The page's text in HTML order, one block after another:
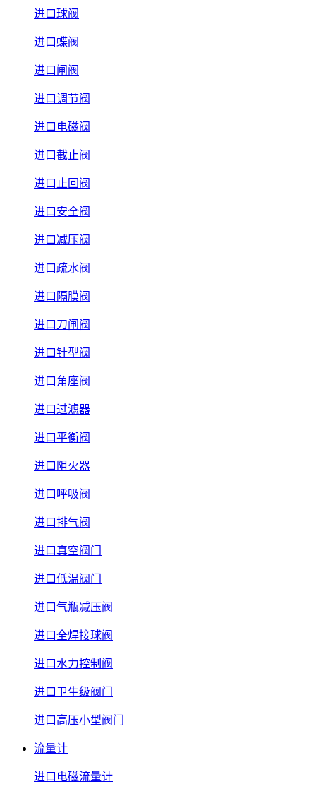
进口球阀
进口蝶阀
进口闸阀
进口调节阀
进口电磁阀
进口截止阀
进口止回阀
进口安全阀
进口减压阀
进口疏水阀
进口隔膜阀
进口刀闸阀
进口针型阀
进口角座阀
进口过滤器
进口平衡阀
进口阻火器
进口呼吸阀
进口排气阀
进口真空阀门
进口低温阀门
进口气瓶减压阀
进口全焊接球阀
进口水力控制阀
进口卫生级阀门
进口高压小型阀门
流量计
进口电磁流量计